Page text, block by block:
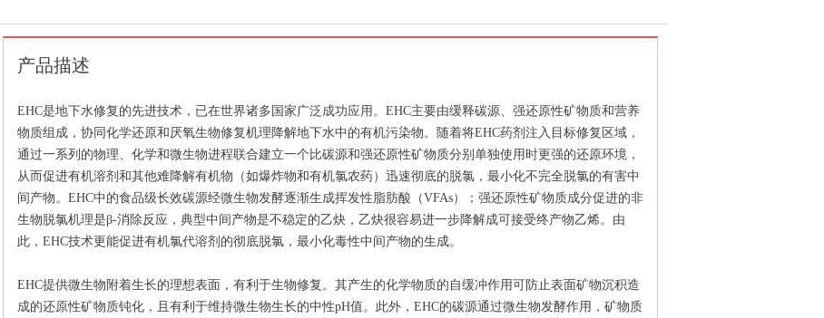
产品描述
EHC是地下水修复的先进技术，已在世界诸多国家广泛成功应用。EHC主要由缓释碳源、强还原性矿物质和营养
物质组成，协同化学还原和厌氧生物修复机理降解地下水中的有机污染物。随着将EHC药剂注入目标修复区域，
通过一系列的物理、化学和微生物进程联合建立一个比碳源和强还原性矿物质分别单独使用时更强的还原环境，
从而促进有机溶剂和其他难降解有机物（如爆炸物和有机氯农药）迅速彻底的脱氯，最小化不完全脱氯的有害中
间产物。EHC中的食品级长效碳源经微生物发酵逐渐生成挥发性脂肪酸（VFAs）；强还原性矿物质成分促进的非
生物脱氯机理是β-消除反应，典型中间产物是不稳定的乙炔，乙炔很容易进一步降解成可接受终产物乙烯。由
此，EHC技术更能促进有机氯代溶剂的彻底脱氯，最小化毒性中间产物的生成。
EHC提供微生物附着生长的理想表面，有利于生物修复。其产生的化学物质的自缓冲作用可防止表面矿物沉积造
成的还原性矿物质钝化，且有利于维持微生物生长的中性pH值。此外，EHC的碳源通过微生物发酵作用，矿物质